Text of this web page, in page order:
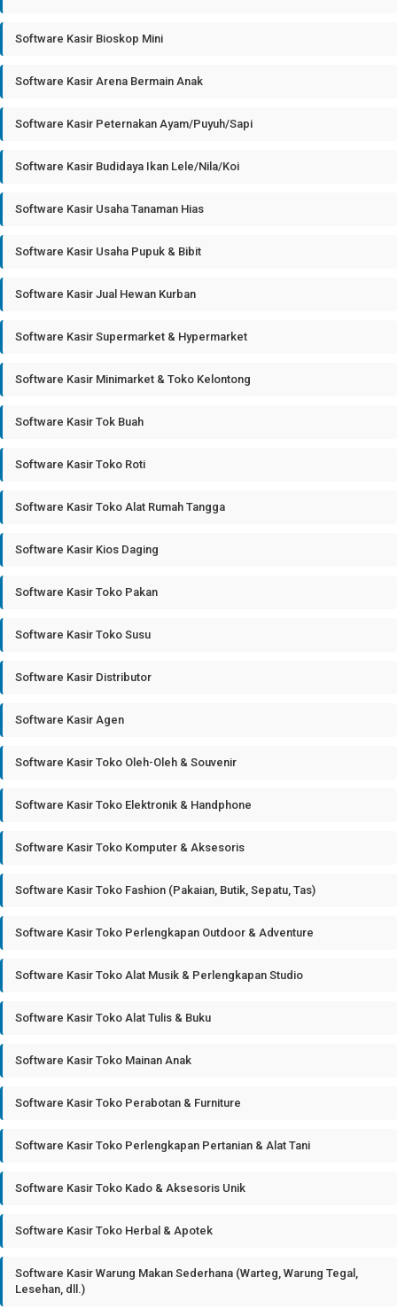
Software Kasir Bioskop Mini
Software Kasir Arena Bermain Anak
Software Kasir Peternakan Ayam/Puyuh/Sapi
Software Kasir Budidaya Ikan Lele/Nila/Koi
Software Kasir Usaha Tanaman Hias
Software Kasir Usaha Pupuk & Bibit
Software Kasir Jual Hewan Kurban
Software Kasir Supermarket & Hypermarket
Software Kasir Minimarket & Toko Kelontong
Software Kasir Tok Buah
Software Kasir Toko Roti
Software Kasir Toko Alat Rumah Tangga
Software Kasir Kios Daging
Software Kasir Toko Pakan
Software Kasir Toko Susu
Software Kasir Distributor
Software Kasir Agen
Software Kasir Toko Oleh-Oleh & Souvenir
Software Kasir Toko Elektronik & Handphone
Software Kasir Toko Komputer & Aksesoris
Software Kasir Toko Fashion (Pakaian, Butik, Sepatu, Tas)
Software Kasir Toko Perlengkapan Outdoor & Adventure
Software Kasir Toko Alat Musik & Perlengkapan Studio
Software Kasir Toko Alat Tulis & Buku
Software Kasir Toko Mainan Anak
Software Kasir Toko Perabotan & Furniture
Software Kasir Toko Perlengkapan Pertanian & Alat Tani
Software Kasir Toko Kado & Aksesoris Unik
Software Kasir Toko Herbal & Apotek
Software Kasir Warung Makan Sederhana (Warteg, Warung Tegal,
Lesehan, dll.)